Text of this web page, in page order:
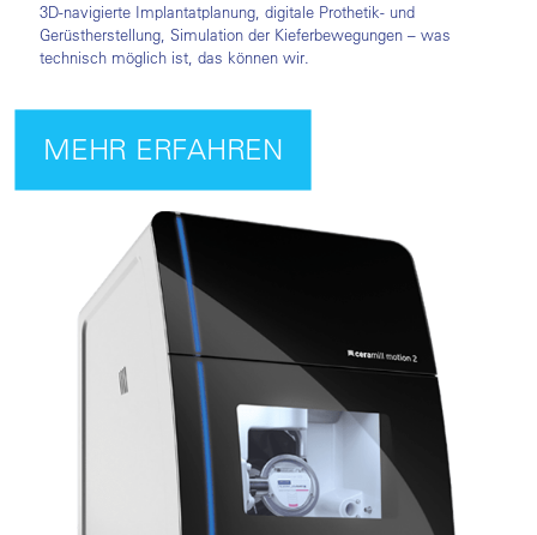
3D-navigierte Implantatplanung, digitale Prothetik- und
Gerüstherstellung, Simulation der Kieferbewegungen – was
technisch möglich ist, das können wir.
MEHR ERFAHREN